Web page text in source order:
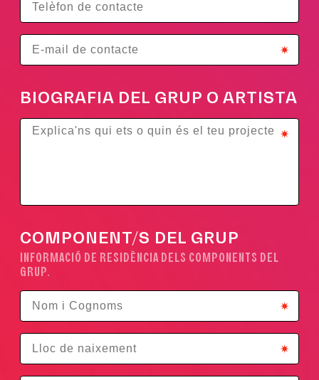
BIOGRAFIA DEL GRUP O ARTISTA
COMPONENT/S DEL GRUP
INFORMACIÓ DE RESIDÈNCIA DELS COMPONENTS DEL
GRUP.